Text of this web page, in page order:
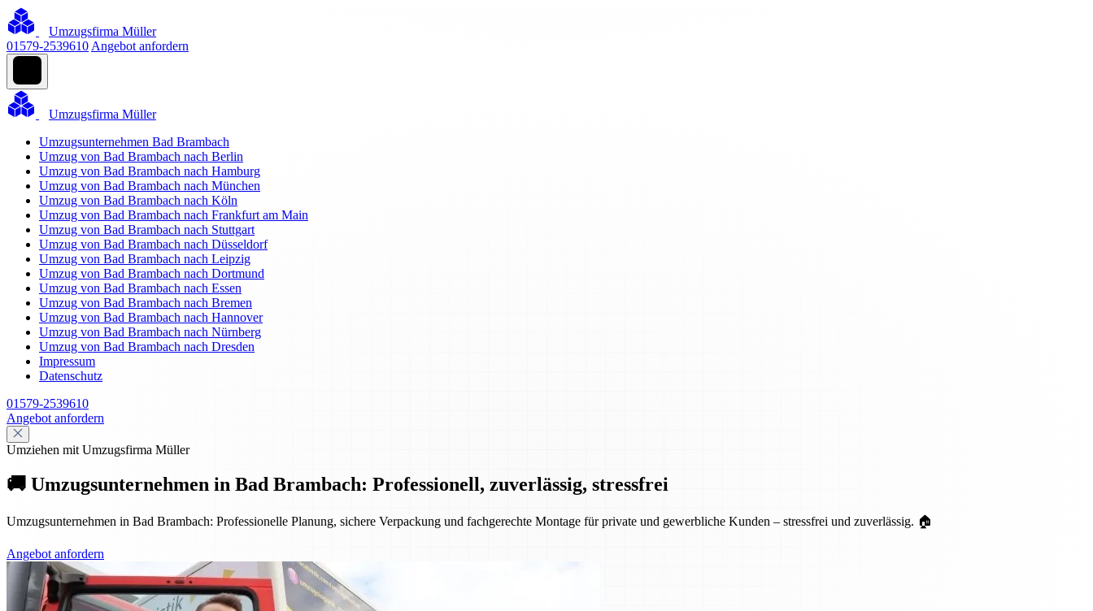
Umzugsfirma Müller
01579-2539610 Angebot anfordern
Umzugsfirma Müller
Umzugsunternehmen Bad Brambach
Umzug von Bad Brambach nach Berlin
Umzug von Bad Brambach nach Hamburg
Umzug von Bad Brambach nach München
Umzug von Bad Brambach nach Köln
Umzug von Bad Brambach nach Frankfurt am Main
Umzug von Bad Brambach nach Stuttgart
Umzug von Bad Brambach nach Düsseldorf
Umzug von Bad Brambach nach Leipzig
Umzug von Bad Brambach nach Dortmund
Umzug von Bad Brambach nach Essen
Umzug von Bad Brambach nach Bremen
Umzug von Bad Brambach nach Hannover
Umzug von Bad Brambach nach Nürnberg
Umzug von Bad Brambach nach Dresden
Impressum
Datenschutz
01579-2539610
Angebot anfordern
Umziehen mit Umzugsfirma Müller
🚚 Umzugsunternehmen in Bad Brambach: Professionell, zuverlässig, stressfrei
Umzugsunternehmen in Bad Brambach: Professionelle Planung, sichere Verpackung und fachgerechte Montage für private und gewerbliche Kunden – stressfrei und zuverlässig. 🏠
Angebot anfordern